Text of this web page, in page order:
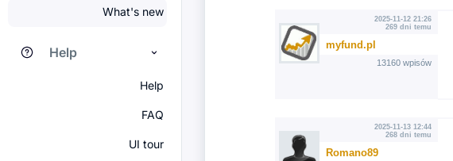
What's new
Help
Help
FAQ
UI tour
2025-11-12 21:26
269 dni temu
myfund.pl
13160 wpisów
2025-11-13 12:44
268 dni temu
Romano89